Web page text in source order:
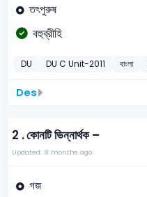
তৎপুরুষ
বহুব্রীহি
DU DU C Unit-2011 বাংলা
Des
2 .কোনটি ভিন্নার্থক –
Updated: 8 months ago
গজ